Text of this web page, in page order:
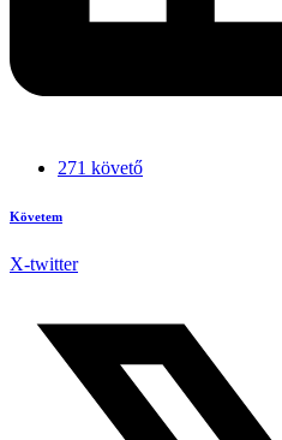
271 követő
Követem
X-twitter